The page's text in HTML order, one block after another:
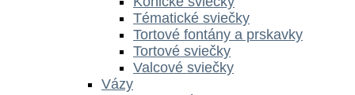
Tématické sviečky
Tortové fontány a prskavky
Tortové sviečky
Valcové sviečky
Vázy